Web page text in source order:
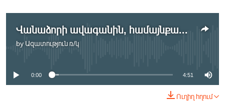
Վանաձորի ավագանին, համայնքապետարանն ու կառավարությունն անգործություն են ցուցաբերում. ՏԻՄ փորձագետ
by Ազատություն ռ/կ
No media source currently available
0:00 4:51
Ուղիղ հղում